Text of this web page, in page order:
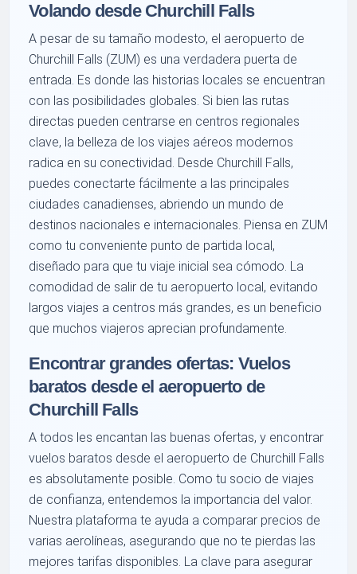
Volando desde Churchill Falls
A pesar de su tamaño modesto, el aeropuerto de
Churchill Falls (ZUM) es una verdadera puerta de
entrada. Es donde las historias locales se encuentran
con las posibilidades globales. Si bien las rutas
directas pueden centrarse en centros regionales
clave, la belleza de los viajes aéreos modernos
radica en su conectividad. Desde Churchill Falls,
puedes conectarte fácilmente a las principales
ciudades canadienses, abriendo un mundo de
destinos nacionales e internacionales. Piensa en ZUM
como tu conveniente punto de partida local,
diseñado para que tu viaje inicial sea cómodo. La
comodidad de salir de tu aeropuerto local, evitando
largos viajes a centros más grandes, es un beneficio
que muchos viajeros aprecian profundamente.
Encontrar grandes ofertas: Vuelos
baratos desde el aeropuerto de
Churchill Falls
A todos les encantan las buenas ofertas, y encontrar
vuelos baratos desde el aeropuerto de Churchill Falls
es absolutamente posible. Como tu socio de viajes
de confianza, entendemos la importancia del valor.
Nuestra plataforma te ayuda a comparar precios de
varias aerolíneas, asegurando que no te pierdas las
mejores tarifas disponibles. La clave para asegurar